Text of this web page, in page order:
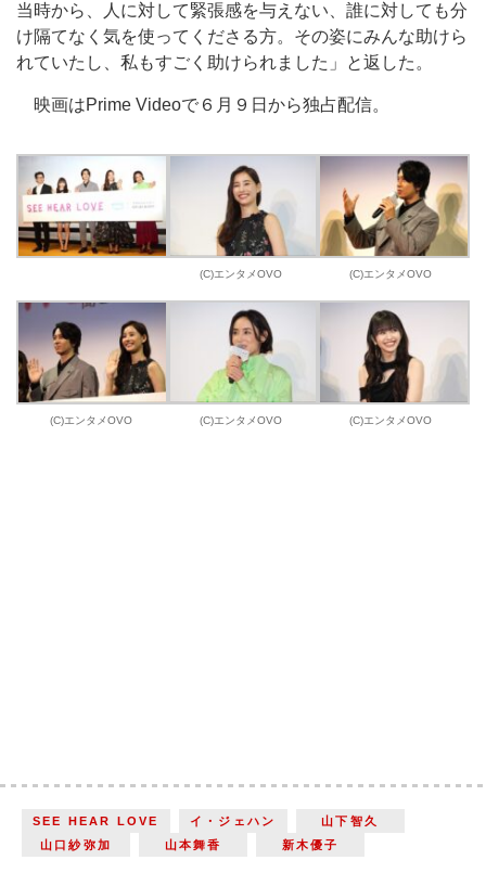
当時から、人に対して緊張感を与えない、誰に対しても分
け隔てなく気を使ってくださる方。その姿にみんな助けら
れていたし、私もすごく助けられました」と返した。
映画はPrime Videoで６月９日から独占配信。
(C)エンタメOVO (C)エンタメOVO
(C)エンタメOVO (C)エンタメOVO (C)エンタメOVO
SEE HEAR LOVE イ・ジェハン
山下智久
山口紗弥加
山本舞香 新木優子